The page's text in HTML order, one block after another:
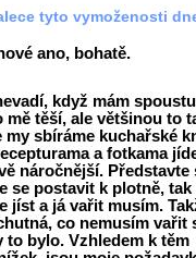
tyto vymoženosti
ano, bohatě.
když mám
těší, ale většinou to
my sbíráme kuchařské
a fotkama
náročnější. Představte
se postavit k plotně, tak
jíst a já vařit musím.
co nemusím vařit
to bylo. Vzhledem k těm